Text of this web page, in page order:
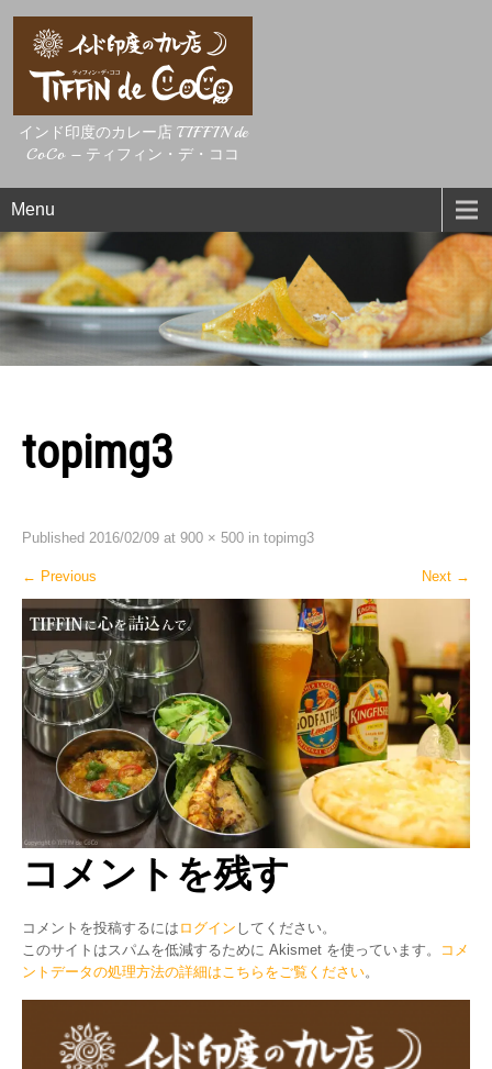
インド印度のカレー店 TIFFIN de
CoCo – ティフィン・デ・ココ
Menu
topimg3
Published 2016/02/09 at 900 × 500 in topimg3
← Previous Next →
コメントを残す
コメントを投稿するには ログイン してください。
このサイトはスパムを低減するために Akismet を使っています。
コメ
ントデータの処理方法の詳細はこちらをご覧ください。